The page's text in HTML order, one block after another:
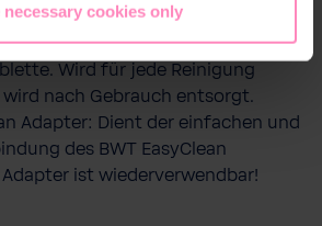
necessary cookies only
Tab: Einsatz mit integrierter
Wird für jede Reinigung
nach Gebrauch entsorgt.
Adapter: Dient der einfachen und
des BWT EasyClean
Adapter ist wiederverwendbar!